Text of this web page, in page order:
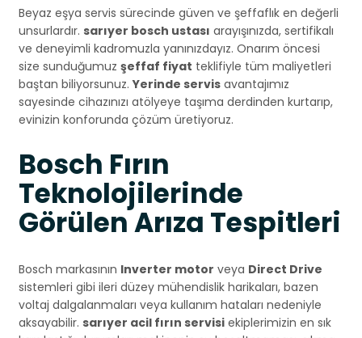
Beyaz eşya servis sürecinde güven ve şeffaflık en değerli
unsurlardır. sarıyer bosch ustası arayışınızda, sertifikalı
ve deneyimli kadromuzla yanınızdayız. Onarım öncesi
size sunduğumuz şeffaf fiyat teklifiyle tüm maliyetleri
baştan biliyorsunuz.Yerinde servis avantajımız
sayesinde cihazınızı atölyeye taşıma derdinden kurtarıp,
evinizin konforunda çözüm üretiyoruz.
Bosch Fırın
Teknolojilerinde
Görülen Arıza Tespitleri
Bosch markasının Inverter motor veya Direct Drive
sistemleri gibi ileri düzey mühendislik harikaları, bazen
voltaj dalgalanmaları veya kullanım hataları nedeniyle
aksayabilir. sarıyer acil fırın servisi ekiplerimizin en sık